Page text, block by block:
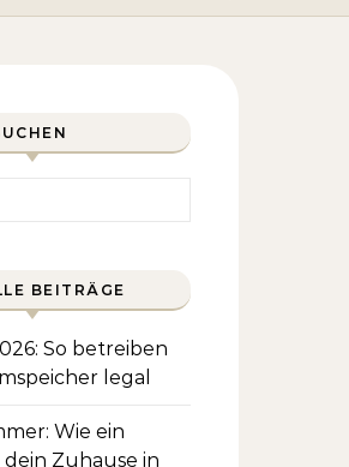
BEITRÄGE
So betreiben
legal
Wie ein
Zuhause in